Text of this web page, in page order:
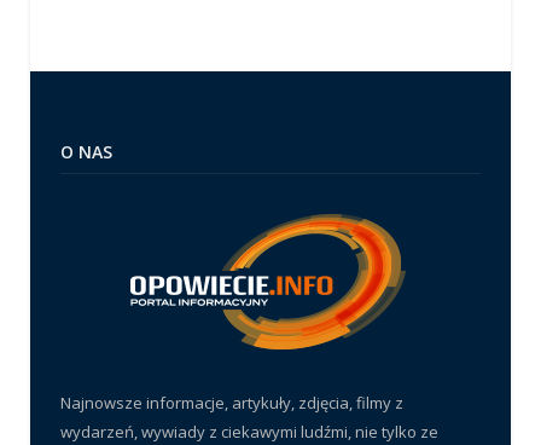
O NAS
Najnowsze informacje, artykuły, zdjęcia, filmy z
wydarzeń, wywiady z ciekawymi ludźmi, nie tylko ze